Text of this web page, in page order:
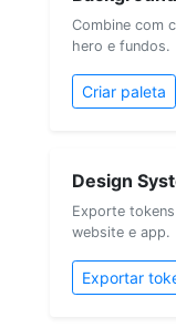
Combine com
hero e fundos.
Criar paleta
Design
Exporte
website e app.
Exportar